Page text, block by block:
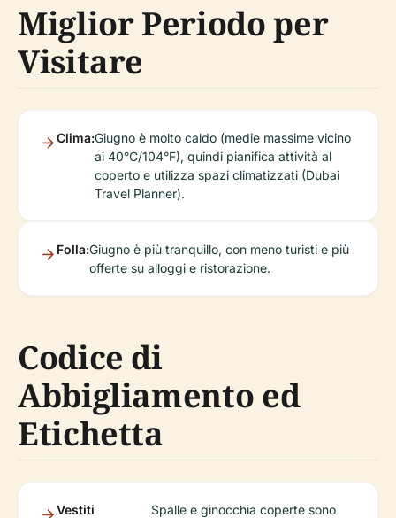
Miglior Periodo per
Visitare
Clima:Giugno è molto caldo (medie massime vicino
ai 40°C/104°F), quindi pianifica attività al
coperto e utilizza spazi climatizzati (Dubai
Travel Planner).
Folla:Giugno è più tranquillo, con meno turisti e più
offerte su alloggi e ristorazione.
Codice di
Abbigliamento ed
Etichetta
Vestiti
Spalle e ginocchia coperte sono